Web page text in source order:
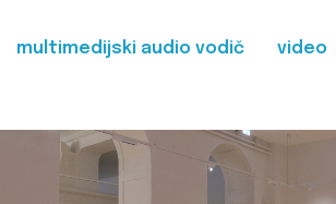
multimedijski audio vodič video